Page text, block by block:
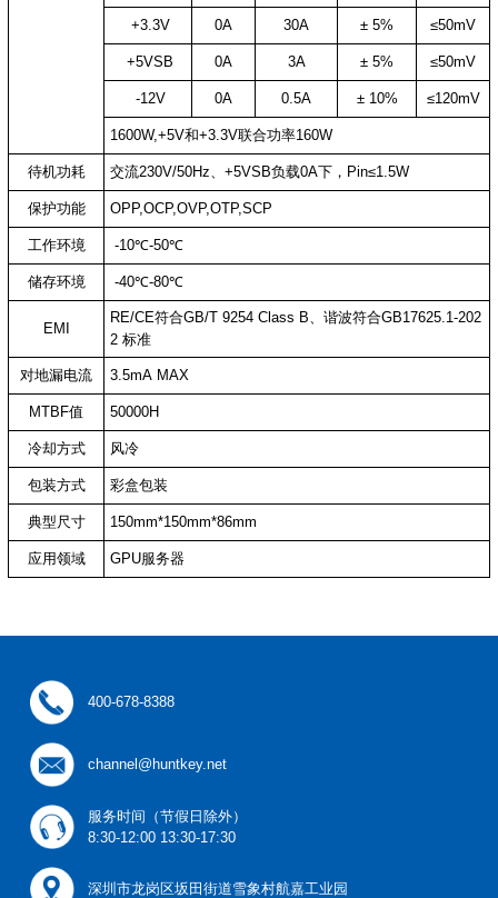
+3.3V 0A 30A ± 5% ≤50mV
+5VSB 0A 3A ± 5% ≤50mV
-12V 0A 0.5A ± 10% ≤120mV
1600W,+5V和+3.3V联合功率160W
待机功耗 交流230V/50Hz、+5VSB负载0A下，Pin≤1.5W
保护功能 OPP,OCP,OVP,OTP,SCP
工作环境 -10℃-50℃
储存环境 -40℃-80℃
EMI
RE/CE符合GB/T 9254 Class B、谐波符合GB17625.1-202
2 标准
对地漏电流 3.5mA MAX
MTBF值 50000H
冷却方式 风冷
包装方式 彩盒包装
典型尺寸 150mm*150mm*86mm
应用领域 GPU服务器
400-678-8388
channel@huntkey.net
服务时间（节假日除外）
8:30-12:00 13:30-17:30
深圳市龙岗区坂田街道雪象村航嘉工业园